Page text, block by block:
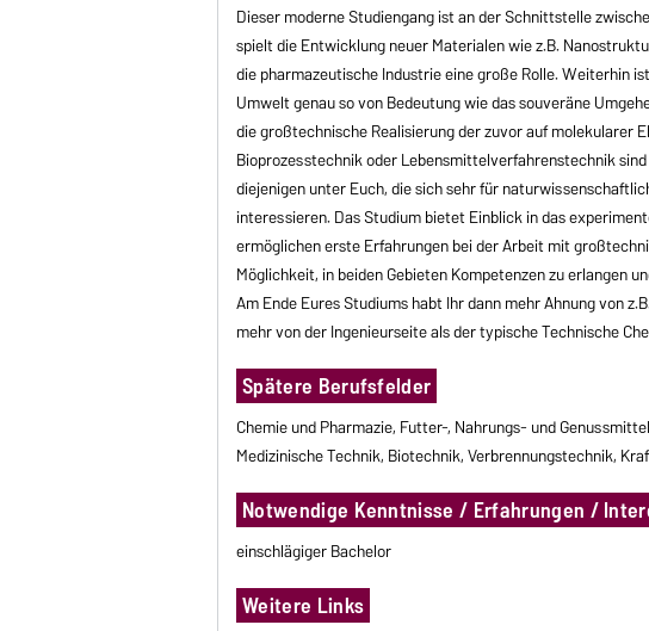
Dieser moderne Studiengang ist an der Schnittstelle
spielt die Entwicklung neuer Materialen wie z.B.
die pharmazeutische Industrie eine große Rolle. Weiterhin
Umwelt genau so von Bedeutung wie das souveräne
die großtechnische Realisierung der zuvor auf molekularer
Bioprozesstechnik oder Lebensmittelverfahrenstechnik
diejenigen unter Euch, die sich sehr für
interessieren. Das Studium bietet Einblick in das
ermöglichen erste Erfahrungen bei der Arbeit mit
Möglichkeit, in beiden Gebieten Kompetenzen zu erlangen
Am Ende Eures Studiums habt Ihr dann mehr Ahnung von
mehr von der Ingenieurseite als der typische Technische
Spätere Berufsfelder
Chemie und Pharmazie, Futter-, Nahrungs- und
Medizinische Technik, Biotechnik, Verbrennungstechnik,
Notwendige Kenntnisse / Erfahrungen /
einschlägiger Bachelor
Weitere Links